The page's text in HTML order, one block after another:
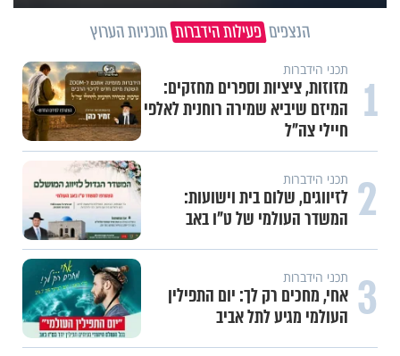
הנצפים פעילות הידברות תוכניות הערוץ
1 תכני הידברות
מזוזות, ציציות וספרים מחזקים:
המיזם שיביא שמירה רוחנית לאלפי
חיילי צה"ל
2 תכני הידברות
לזיווגים, שלום בית וישועות:
המשדר העולמי של ט"ו באב
3 תכני הידברות
אחי, מחכים רק לך: יום התפילין
העולמי מגיע לתל אביב